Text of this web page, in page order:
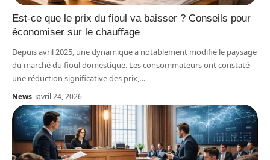
Est-ce que le prix du fioul va baisser ? Conseils pour
économiser sur le chauffage
Depuis avril 2025, une dynamique a notablement modifié le paysage
du marché du fioul domestique. Les consommateurs ont constaté
une réduction significative des prix,…
News avril 24, 2026